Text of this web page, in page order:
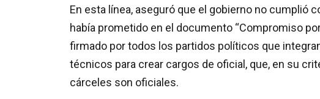
En esta línea, aseguró que el gobierno no cumplió
había prometido en el documento “Compromiso
firmado por todos los partidos políticos que
técnicos para crear cargos de oficial, que, en su
cárceles son oficiales.